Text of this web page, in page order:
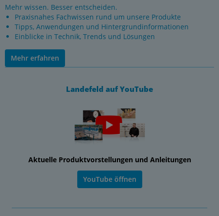
Mehr wissen. Besser entscheiden.
Praxisnahes Fachwissen rund um unsere Produkte
Tipps, Anwendungen und Hintergrundinformationen
Einblicke in Technik, Trends und Lösungen
Mehr erfahren
Landefeld auf YouTube
Aktuelle Produktvorstellungen und Anleitungen
YouTube öffnen